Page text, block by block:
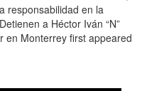
responsabilidad en la
a Héctor Iván “N”
en Monterrey first appeared